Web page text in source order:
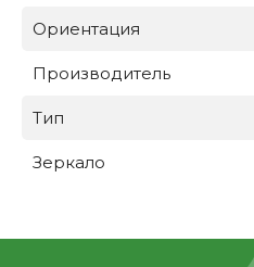
Ориентация
Производитель
Тип
Зеркало